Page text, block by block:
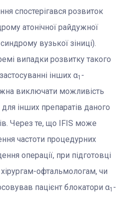
спостерігався розвиток
атонічної райдужної
вузької зіниці).
випадки розвитку такого
інших α1 -
виключати можливість
інших препаратів даного
Через те, що IFIS може
частоти процедурних
операції, при підготовці
офтальмологам, чи
пацієнт блокатори α1 -